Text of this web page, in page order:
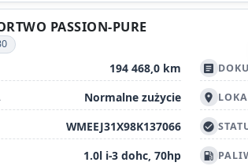
PASSION-PURE
194 468,0 km article
Normalne zużycie location_on
WMEEJ31X98K137066 check_circle
1.0l i-3 dohc, 70hp local_gas_station